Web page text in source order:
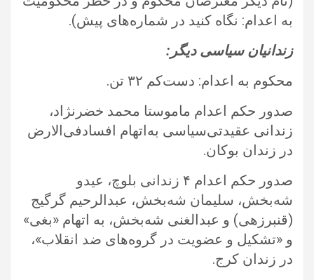
به اعدام: نگاه کنید در شماره‌ها‌ی پیش).‏
زندانیان سیاسی دیگر: ‏
محکوم به اعدام: دست‌کم ۳۲ تن. ‏
صدور حکم اعدام ماموستا محمد خضرنژاد،
زندانی عقیدتی‌سیاسی به‌اتهام افسادفی‌الارض
در زندان بوکان.‏
صدور حکم اعدام ۴ زندانی بلوچ، عیدو
شه‌بخش، سلیمان شه‌بخش، عبدالرحیم گرگیج
(قنبرزهی) و عبدالغنی شه‌بخش، به اتهام «بغی»
و ‏‏«تشکیل و عضویت در گروه‌های ضد انقلاب»،
در زندان کرج.‏